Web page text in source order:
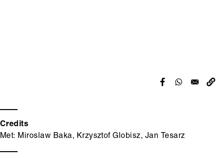
Credits
Met: Miroslaw Baka, Krzysztof Globisz, Jan Tesarz